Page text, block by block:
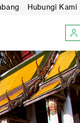
Hubungi Kami